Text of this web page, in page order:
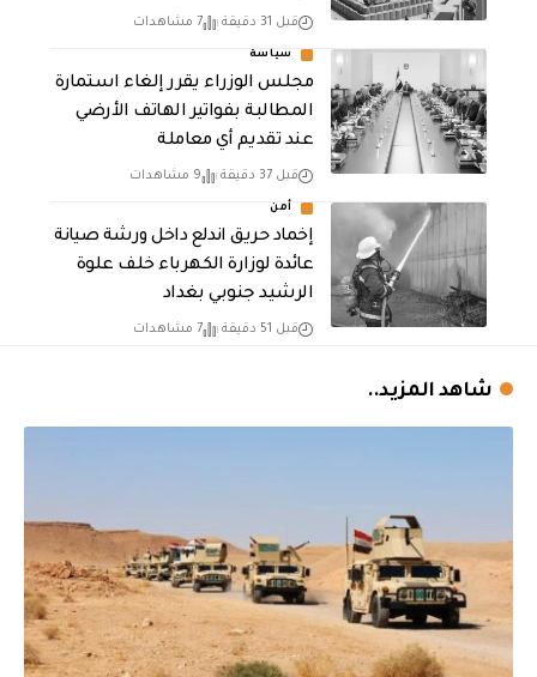
قبل 31 دقيقة 7 مشاهدات
سياسة
مجلس الوزراء يقرر إلغاء استمارة
المطالبة بفواتير الهاتف الأرضي
عند تقديم أي معاملة
قبل 37 دقيقة 9 مشاهدات
أمن
إخماد حريق اندلع داخل ورشة صيانة
عائدة لوزارة الكهرباء خلف علوة
الرشيد جنوبي بغداد
قبل 51 دقيقة 7 مشاهدات
شاهد المزيد..